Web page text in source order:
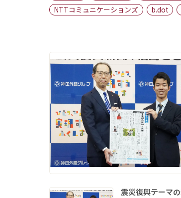
NTTコミュニケーションズ
b.dot
震災復興テーマ